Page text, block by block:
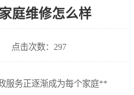
庭维修怎么样
点击次数：297
服务正逐渐成为每个家庭**